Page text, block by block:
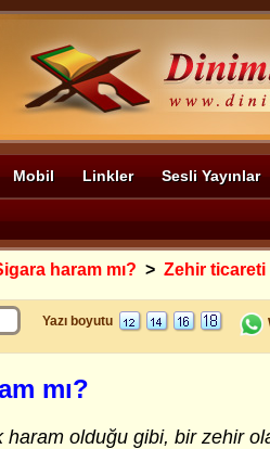
Mobil Linkler Sesli Yayınlar
haram mı? > Zehir ticareti
Yazı boyutu
mı?
haram olduğu gibi, bir zehir